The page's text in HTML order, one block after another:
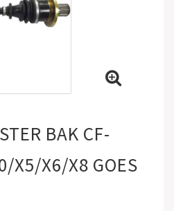
BAK CF-
X5/X6/X8 GOES